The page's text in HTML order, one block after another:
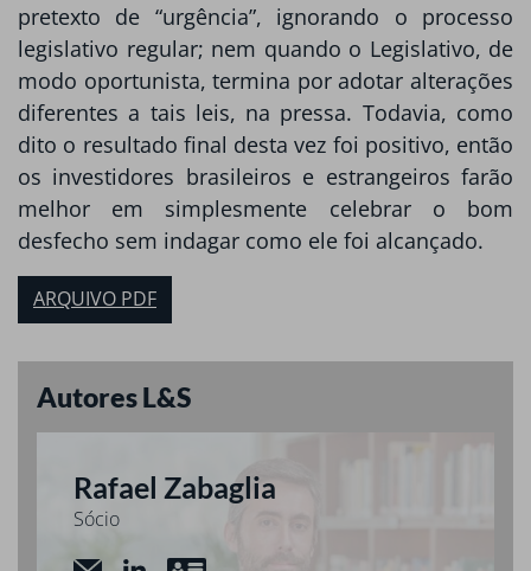
pretexto de “urgência”, ignorando o processo
legislativo regular; nem quando o Legislativo, de
modo oportunista, termina por adotar alterações
diferentes a tais leis, na pressa. Todavia, como
dito o resultado final desta vez foi positivo, então
os investidores brasileiros e estrangeiros farão
melhor em simplesmente celebrar o bom
desfecho sem indagar como ele foi alcançado.
ARQUIVO PDF
Autores L&S
Rafael Zabaglia
Sócio